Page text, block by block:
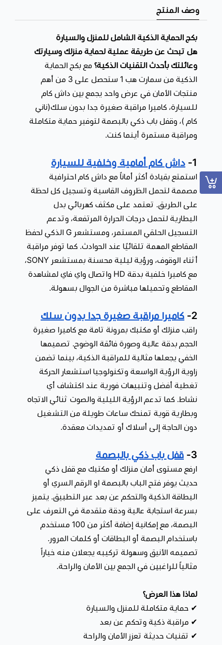
✔ ضمان ذهبي لمدة سنتين من سمارت هب 1
احصل الآن على بكج الحماية الذكية الشامل واستمتع براحة البال مع
حلول أمنية متطورة تساعدك على حماية ممتلكاتك ومتابعتها في أي
وقت ومن أي مكان.
وصف المنتج
بكج الحماية الذكية الشامل للمنزل والسيارة
هل تبحث عن طريقة عملية لحماية منزلك وسيارتك
وعائلتك بأحدث التقنيات الذكية؟ مع بكج الحماية
الذكية من سمارت هب 1 ستحصل على 3 من أهم
منتجات الأمان في عرض واحد يجمع بين داش كام
للسيارة، كاميرا مراقبة صغيرة جدا بدون سلك(ناني
كام )، وقفل باب ذكي بالبصمة لتوفير حماية متكاملة
ومراقبة مستمرة أينما كنت.
1- داش كام أمامية وخلفية للسيارة
استمتع بقيادة أكثر أماناً مع داش كام احترافية
مصممة لتحمل الظروف القاسية وتسجيل كل لحظة
على الطريق. تعتمد على مكثف كهربائي بدل
البطارية لتحمل درجات الحرارة المرتفعة، وتدعم
التسجيل الحلقي المستمر، ومستشعر G الذكي لحفظ
المقاطع المهمة تلقائيًا عند الحوادث. كما توفر مراقبة
أثناء الوقوف، ورؤية ليلية محسنة بمستشعر SONY،
مع كاميرا خلفية بدقة HD واتصال واي فاي لمشاهدة
المقاطع وتحميلها مباشرة من الجوال بسهولة.
2- كاميرا مراقبة صغيرة جدا بدون سلك
راقب منزلك أو مكتبك بمرونة تامة مع كاميرا صغيرة
الحجم بدقة عالية وصورة فائقة الوضوح. تصميمها
الخفي يجعلها مثالية للمراقبة الذكية، بينما تضمن
زاوية الرؤية الواسعة وتكنولوجيا استشعار الحركة
تغطية أفضل وتنبيهات فورية عند اكتشاف أي
نشاط. كما تدعم الرؤية الليلية والصوت ثنائي الاتجاه
وبطارية قوية تمنحك ساعات طويلة من التشغيل
دون الحاجة إلى أسلاك أو تمديدات معقدة.
3- قفل باب ذكي بالبصمة
ارفع مستوى أمان منزلك أو مكتبك مع قفل ذكي
حديث يوفر فتح الباب بالبصمة او الرقم السري أو
البطاقة الذكية والتحكم عن بعد عبر التطبيق. يتميز
بسرعة استجابة عالية ودقة متقدمة في التعرف على
البصمة، مع إمكانية إضافة أكثر من 100 مستخدم
باستخدام البصمة أو البطاقات أو كلمات المرور.
تصميمه الأنيق وسهولة تركيبه يجعلان منه خياراً
مثالياً للراغبين في الجمع بين الأمان والراحة.
لماذا هذا العرض؟
✔ حماية متكاملة للمنزل والسيارة
✔ مراقبة ذكية وتحكم عن بعد
✔ تقنيات حديثة تعزز الأمان والراحة